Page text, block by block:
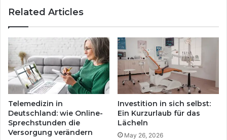
Related Articles
Telemedizin in
Deutschland: wie Online-
Sprechstunden die
Versorgung verändern
Investition in sich selbst:
Ein Kurzurlaub für das
Lächeln
May 26, 2026